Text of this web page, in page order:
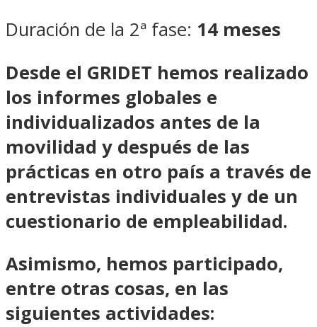
Duración de la 2ª fase: 14 meses
Desde el GRIDET hemos realizado
los informes globales e
individualizados antes de la
movilidad y después de las
prácticas en otro país a través de
entrevistas individuales y de un
cuestionario de empleabilidad.
Asimismo, hemos participado,
entre otras cosas, en las
siguientes actividades: